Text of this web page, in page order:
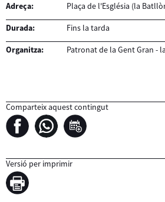
Adreça: Plaça de l'Església (la
Durada: Fins la tarda
Organitza: Patronat de la Gent Gran -
Comparteix aquest contingut
Versió per imprimir